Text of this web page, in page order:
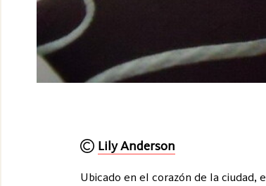
Lily Anderson
Ubicado en el corazón de la